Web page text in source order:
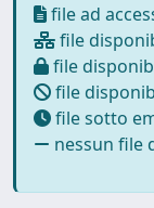
file ad
file
file
file
file sotto
nessun file